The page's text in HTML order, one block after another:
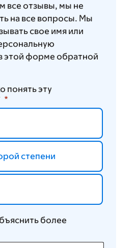
все отзывы, мы не
на все вопросы. Мы
свое имя или
этой форме обратной
понять эту
степени
более